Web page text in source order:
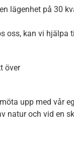
lägenhet på 30
oss, kan vi hjälpa
över
upp med vår
natur och vid en